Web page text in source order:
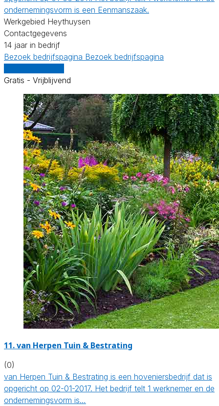
ondernemingsvorm is een Eenmanszaak.
Werkgebied Heythuysen
Contactgegevens
14 jaar in bedrijf
Bezoek bedrijfspagina Bezoek bedrijfspagina
Gratis - Vrijblijvend
11.van Herpen Tuin & Bestrating
(0)
van Herpen Tuin & Bestrating is een hoveniersbedrijf dat is
opgericht op 02-01-2017. Het bedrijf telt 1 werknemer en de
ondernemingsvorm is…